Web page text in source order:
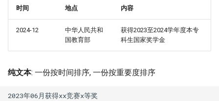
时间 地点 内容
2024-12
中华人民共和
国教育部
获得2023至2024学年度本专
科生国家奖学金
纯文本: 一份按时间排序, 一份按重要度排序
2023年06月获得xx竞赛x等奖